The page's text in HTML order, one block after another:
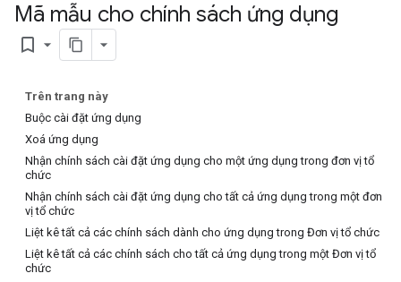
Mã mẫu cho chính sách ứng dụng
bookmark_border
Trên trang này
Buộc cài đặt ứng dụng
Xoá ứng dụng
Nhận chính sách cài đặt ứng dụng cho một ứng dụng trong đơn vị tổ
chức
Nhận chính sách cài đặt ứng dụng cho tất cả ứng dụng trong một đơn
vị tổ chức
Liệt kê tất cả các chính sách dành cho ứng dụng trong Đơn vị tổ chức
Liệt kê tất cả các chính sách cho tất cả ứng dụng trong một Đơn vị tổ
chức